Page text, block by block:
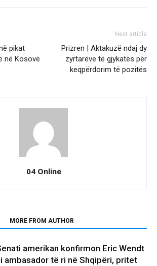
pikat
në Kosovë
Next article
Prizren | Aktakuzë ndaj dy
zyrtarëve të gjykatës për
keqpërdorim të pozitës
04 Online
MORE FROM AUTHOR
amerikan konfirmon Eric Wendt
ambasador të ri në Shqipëri, pritet